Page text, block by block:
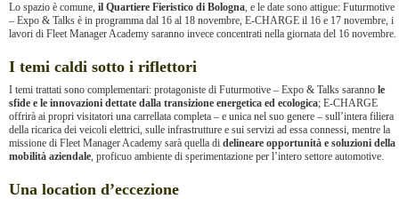
Lo spazio è comune, il Quartiere Fieristico di Bologna, e le date sono attigue: Futurmotive
– Expo & Talks è in programma dal 16 al 18 novembre, E-CHARGE il 16 e 17 novembre, i
lavori di Fleet Manager Academy saranno invece concentrati nella giornata del 16 novembre.
I temi caldi sotto i riflettori
I temi trattati sono complementari: protagoniste di Futurmotive – Expo & Talks saranno le
sfide e le innovazioni dettate dalla transizione energetica ed ecologica; E-CHARGE
offrirà ai propri visitatori una carrellata completa – e unica nel suo genere – sull’intera filiera
della ricarica dei veicoli elettrici, sulle infrastrutture e sui servizi ad essa connessi, mentre la
missione di Fleet Manager Academy sarà quella di delineare opportunità e soluzioni della
mobilità aziendale, proficuo ambiente di sperimentazione per l’intero settore automotive.
Una location d’eccezione